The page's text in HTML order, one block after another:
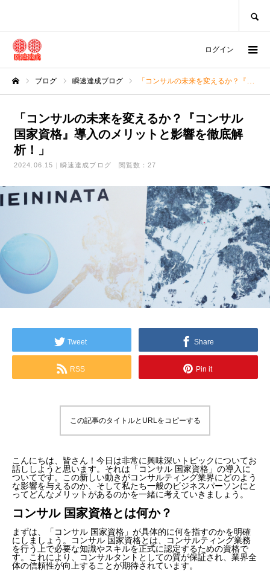
ログイン
ブログ 瞬速達成ブログ 「コンサルの未来を変えるか？『コンサル 国家資格』導入のメリットと影響を徹底解析！」
「コンサルの未来を変えるか？『コンサル
国家資格』導入のメリットと影響を徹底解
析！」
2024.06.15 瞬速達成ブログ 閲覧数：27
Tweet Share
RSS Pin it
この記事のタイトルとURLをコピーする
こんにちは、皆さん！今日は非常に興味深いトピックについてお
話ししようと思います。それは「コンサル 国家資格」の導入に
ついてです。この新しい動きがコンサルティング業界にどのよう
な影響を与えるのか、そして私たち一般のビジネスパーソンにと
ってどんなメリットがあるのかを一緒に考えていきましょう。
コンサル 国家資格とは何か？
まずは、「コンサル 国家資格」が具体的に何を指すのかを明確
にしましょう。コンサル 国家資格とは、コンサルティング業務
を行う上で必要な知識やスキルを正式に認定するための資格で
す。これにより、コンサルタントとしての質が保証され、業界全
体の信頼性が向上することが期待されています。